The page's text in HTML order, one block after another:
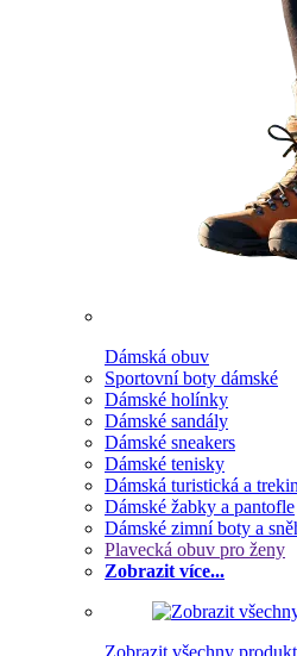
Dámská obuv
Sportovní boty dámské
Dámské holínky
Dámské sandály
Dámské sneakers
Dámské tenisky
Dámská turistická a
Dámské žabky a pantofle
Dámské zimní boty a
Plavecká obuv pro ženy
Zobrazit více...
Zobrazit všechny